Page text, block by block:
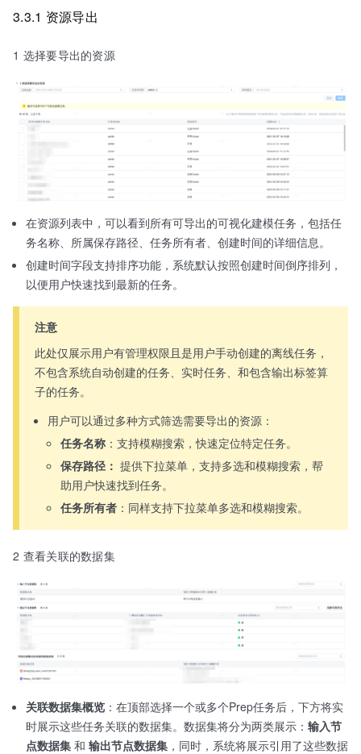
3.3.1 资源导出
1 选择要导出的资源
在资源列表中，可以看到所有可导出的可视化建模任务，包括任
务名称、所属保存路径、任务所有者、创建时间的详细信息。
创建时间字段支持排序功能，系统默认按照创建时间倒序排列，
以便用户快速找到最新的任务。
注意
此处仅展示用户有管理权限且是用户手动创建的离线任务，
不包含系统自动创建的任务、实时任务、和包含输出标签算
子的任务。
用户可以通过多种方式筛选需要导出的资源：
任务名称 ：支持模糊搜索，快速定位特定任务。
保存路径： 提供下拉菜单，支持多选和模糊搜索，帮
助用户快速找到任务。
任务所有者 ：同样支持下拉菜单多选和模糊搜索。
2 查看关联的数据集
关联数据集概览 ：在顶部选择一个或多个Prep任务后，下方将实
时展示这些任务关联的数据集。数据集将分为两类展示： 输入节
点数据集 和 输出节点数据集 ，同时，系统将展示引用了这些数据